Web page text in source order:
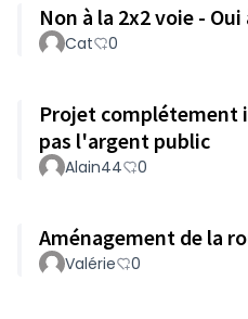
Non à la 2x2 voie -
Cat 0
Projet complétement
pas l'argent public
Alain44 0
Aménagement de la
Valérie 0